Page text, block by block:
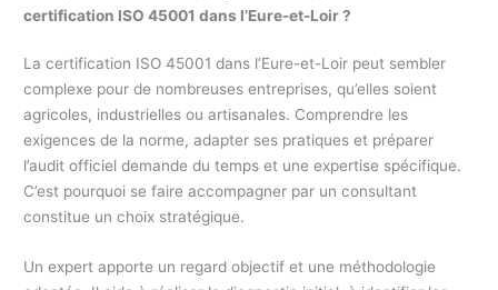
certification ISO 45001 dans l’Eure-et-Loir ?
La certification ISO 45001 dans l’Eure-et-Loir peut sembler
complexe pour de nombreuses entreprises, qu’elles soient
agricoles, industrielles ou artisanales. Comprendre les
exigences de la norme, adapter ses pratiques et préparer
l’audit officiel demande du temps et une expertise spécifique.
C’est pourquoi se faire accompagner par un consultant
constitue un choix stratégique.
Un expert apporte un regard objectif et une méthodologie